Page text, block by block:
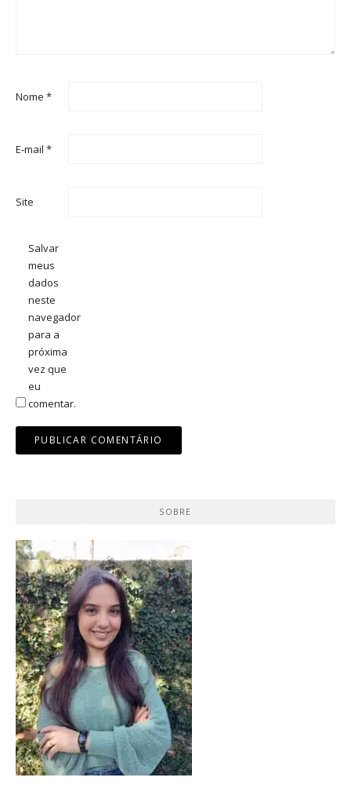
Nome *
E-mail *
Site
Salvar
meus
dados
neste
navegador
para a
próxima
vez que
eu
comentar.
SOBRE